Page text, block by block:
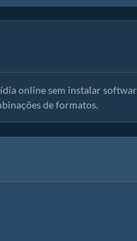
online sem instalar
de formatos.